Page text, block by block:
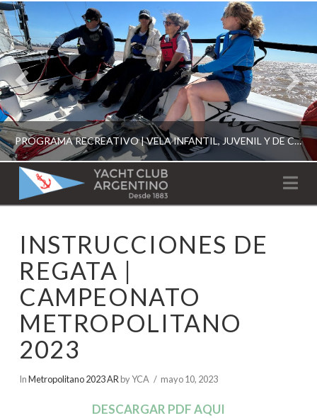
PROGRAMA RECREATIVO | VELA INFANTIL, JUVENIL Y DE CRUCERO 2026
ESCUELA RECREATIVA 2026
YACHT
CLUB
ARGENTINO
INSTRUCCIONES DE
REGATA |
CAMPEONATO
METROPOLITANO
2023
InMetropolitano 2023 AR by YCA mayo 10, 2023
DESCARGAR PDF AQUI